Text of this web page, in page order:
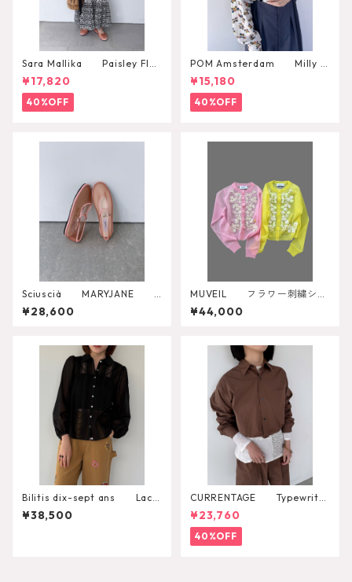
Sara Mallika Paisley Flo
wer Print Dress
¥17,820
40%OFF
POM Amsterdam Milly B
utterfly Blouse
¥15,180
40%OFF
Sciuscià MARYJANE
（ROASTED PEACH）
¥28,600
MUVEIL フラワー刺繍シア
ーカーディガン MA262KCD
001
¥44,000
Bilitis dix-sept ans Lace
+Tuck Blouse 2911-959
¥38,500
CURRENTAGE Typewriter
Shirt Blouson
¥23,760
40%OFF